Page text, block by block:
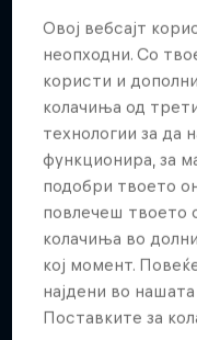
Ross Edgley:
Овој вебсајт
неопходни. Со
користи и
колачиња од
технологии за да
функционира, за
подобри твоето
повлечеш твоето
колачиња во
кој момент.
најдени во нашата
Поставките за